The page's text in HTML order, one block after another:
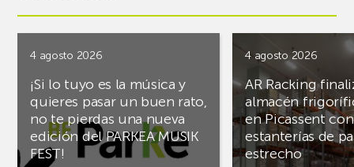
4 agosto 2026
¡Si lo tuyo es la música y
quieres pasar un buen rato,
no te pierdas una nueva
edición del PARKEA MUSIK
FEST!
4 agosto 2026
AR Racking
almacén
en Picassent con
estanterías de
estrecho